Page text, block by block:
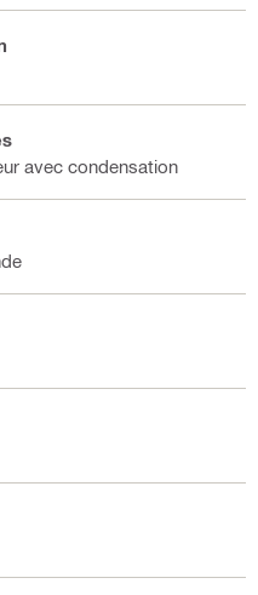
avec condensation